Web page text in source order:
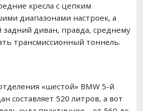
кресла с цепким
диапазонами настроек, а
диван, правда, среднему
трансмиссионный тоннель.
«шестой» BMW 5-й
составляет 520 литров, а вот